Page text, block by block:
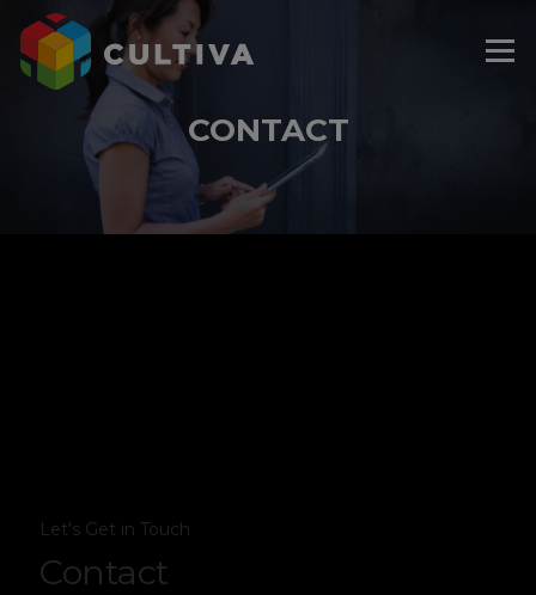
Menu
CONTACT
Let's Get in Touch
Contact